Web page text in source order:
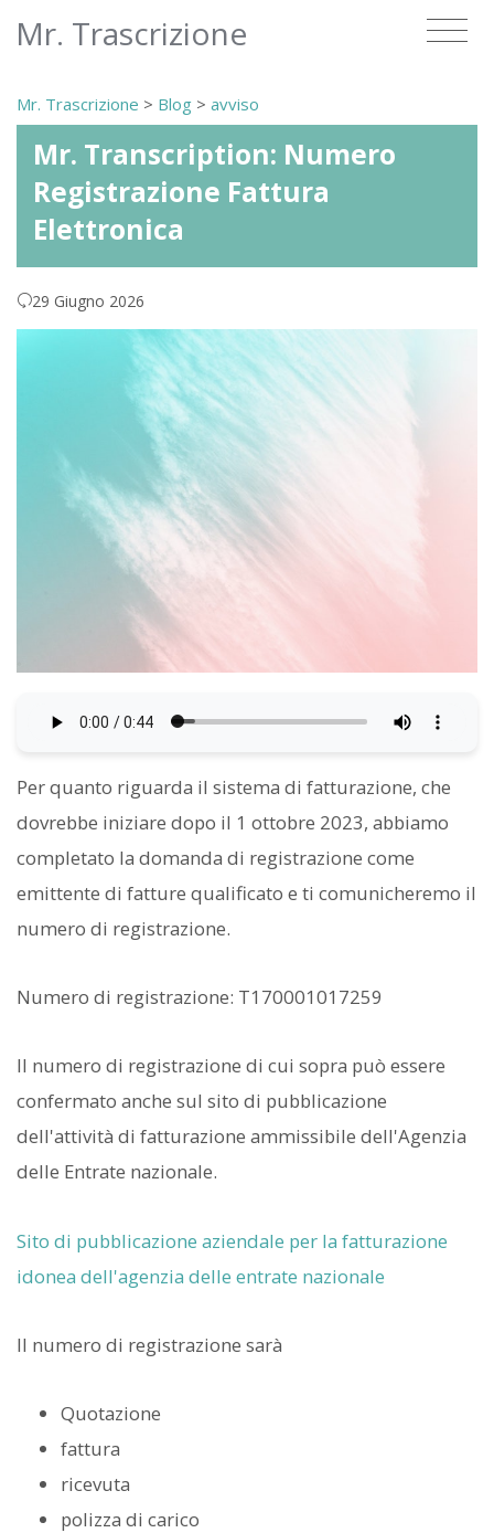
Mr. Trascrizione
Mr. Trascrizione > Blog > avviso
Mr. Transcription: Numero
Registrazione Fattura
Elettronica
29 Giugno 2026
Per quanto riguarda il sistema di fatturazione, che
dovrebbe iniziare dopo il 1 ottobre 2023, abbiamo
completato la domanda di registrazione come
emittente di fatture qualificato e ti comunicheremo il
numero di registrazione.
Numero di registrazione: T170001017259
Il numero di registrazione di cui sopra può essere
confermato anche sul sito di pubblicazione
dell'attività di fatturazione ammissibile dell'Agenzia
delle Entrate nazionale.
Sito di pubblicazione aziendale per la fatturazione
idonea dell'agenzia delle entrate nazionale
Il numero di registrazione sarà
Quotazione
fattura
ricevuta
polizza di carico